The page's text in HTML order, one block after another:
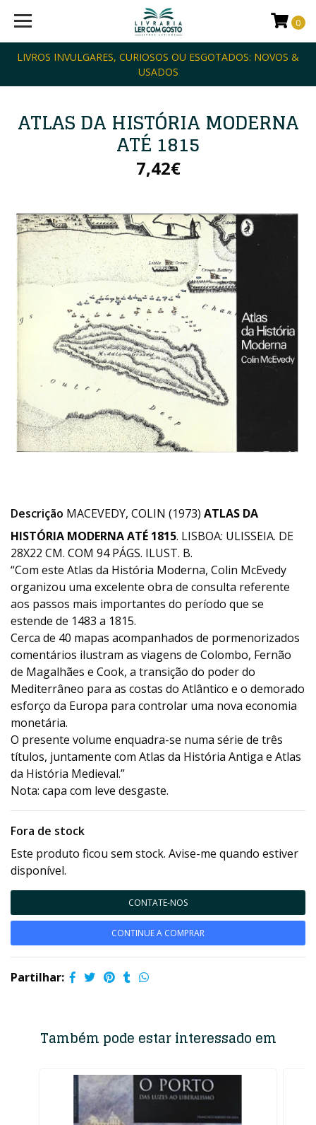
LIVROS INVULGARES, CURIOSOS OU ESGOTADOS: NOVOS &
USADOS
0
ATLAS DA HISTÓRIA MODERNA
ATÉ 1815
7,42€
Descrição MACEVEDY, COLIN (1973) ATLAS DA
HISTÓRIA MODERNA ATÉ 1815. LISBOA: ULISSEIA. DE
28X22 CM. COM 94 PÁGS. ILUST. B.
“Com este Atlas da História Moderna, Colin McEvedy
organizou uma excelente obra de consulta referente
aos passos mais importantes do período que se
estende de 1483 a 1815.
Cerca de 40 mapas acompanhados de pormenorizados
comentários ilustram as viagens de Colombo, Fernão
de Magalhães e Cook, a transição do poder do
Mediterrâneo para as costas do Atlântico e o demorado
esforço da Europa para controlar uma nova economia
monetária.
O presente volume enquadra-se numa série de três
títulos, juntamente com Atlas da História Antiga e Atlas
da História Medieval.”
Nota: capa com leve desgaste.
Fora de stock
Este produto ficou sem stock. Avise-me quando estiver
disponível.
CONTATE-NOS
CONTINUE A COMPRAR
Partilhar:
Também pode estar interessado em